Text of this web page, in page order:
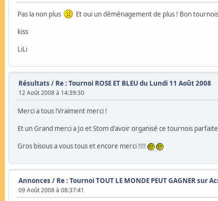
Pas la non plus
Et oui un déménagement de plus ! Bon
kiss
LiLi
Résultats / Re : Tournoi ROSE ET BLEU du Lundi 11 Août 2008
12 Août 2008 à 14:39:30
Merci a tous !Vraiment merci !
Et un Grand merci a Jo et Stom d'avoir organisé ce tournois
Gros bisous a vous tous et encore merci !!!!
Annonces / Re : Tournoi TOUT LE MONDE PEUT GAGNER sur
09 Août 2008 à 08:37:41